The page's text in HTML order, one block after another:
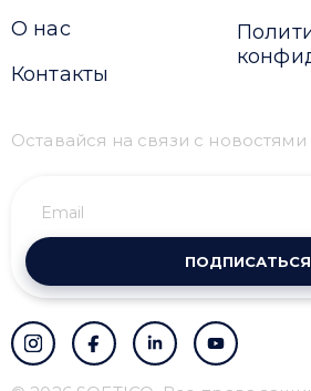
О нас
Контакты
Оставайся на связи с
ПОДПИСАТЬСЯ